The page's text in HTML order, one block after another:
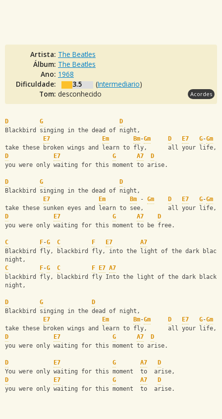
Artista: The Beatles
Álbum: The Beatles
Ano: 1968
Dificuldade:
3.5 (Intermediario)
Tom: desconhecido Acordes
D G
D
Blackbird singing in the dead of night,
E7
Em Bm-Gm D E7 G-Gm
take these broken wings and learn to fly,      all your life,
D
E7 G A7
D
you were only waiting for this moment to arise.
D G
D
Blackbird singing in the dead of night,
E7
Em Bm - Gm D E7 G-Gm
take these sunken eyes and learn to see,       all your life,
D
E7 G A7
D
you were only waiting for this moment to be free.
C F-G C F E7
A7
Blackbird fly, blackbird fly, into the light of the dark black
night,
C
F-G C F E7 A7
blackbird fly, blackbird fly Into the light of the dark black
night,
D G
D
Blackbird singing in the dead of night,
E7
Em Bm-Gm D E7 G-Gm
take these broken wings and learn to fly,      all your life,
D
E7 G A7
D
you were only waiting for this moment to arise.
D E7 G A7
D
You were only waiting for this moment  to  arise,
D
E7 G A7
D
you were only waiting for this moment  to  arise.